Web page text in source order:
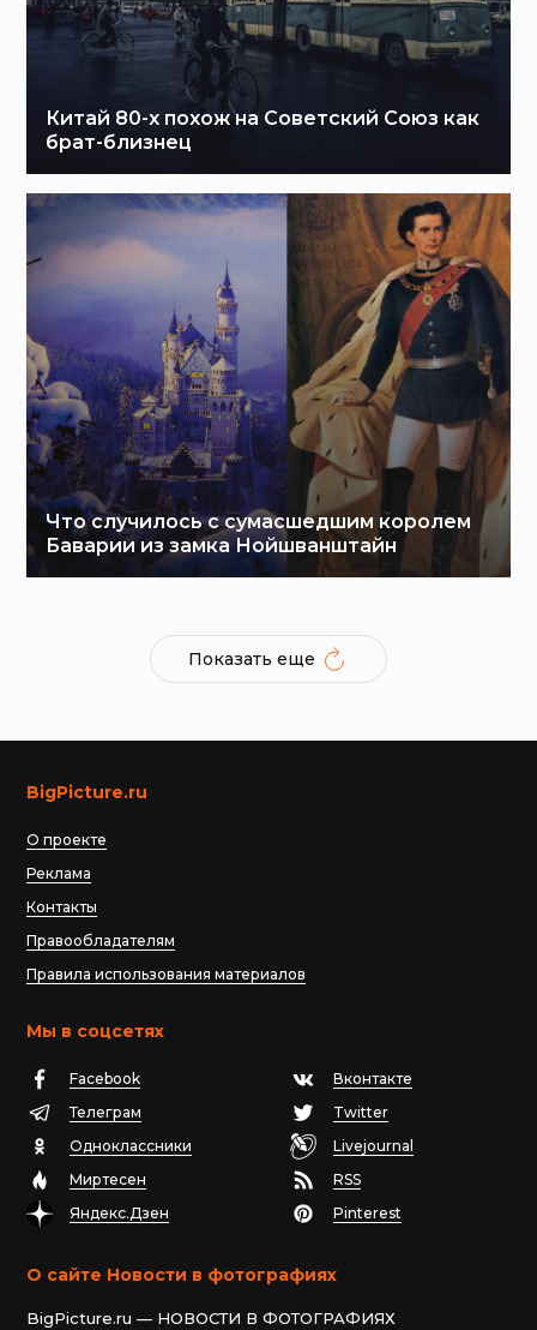
Китай 80-х похож на Советский Союз как
брат-близнец
Что случилось с сумасшедшим королем
Баварии из замка Нойшванштайн
Показать еще
BigPicture.ru
О проекте
Реклама
Контакты
Правообладателям
Правила использования материалов
Мы в соцсетях
Facebook
Вконтакте
Телеграм
Twitter
Одноклассники
Livejournal
Миртесен
RSS
Яндекс.Дзен
Pinterest
О сайте Новости в фотографиях
BigPicture.ru — НОВОСТИ В ФОТОГРАФИЯХ